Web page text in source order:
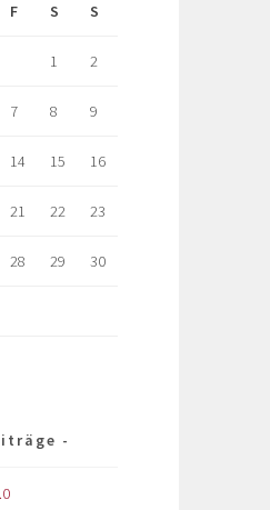
F S S
1 2
7 8 9
14 15 16
21 22 23
28 29 30